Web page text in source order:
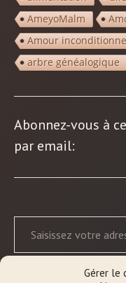
Gérer le
AmeyoMalm
Amour
arbre généalogique
Abonnez-vous à
par email: